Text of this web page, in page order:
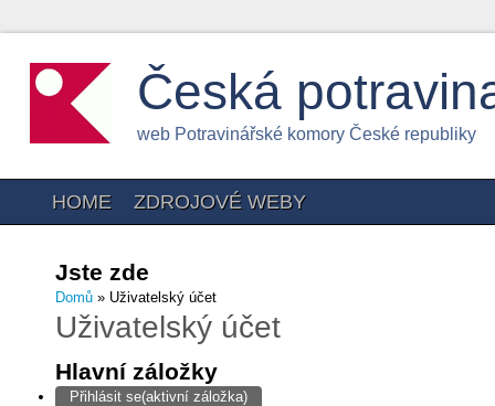
Česká
web Potravinářské komory České republiky
HOME ZDROJOVÉ WEBY
Jste zde
Domů » Uživatelský účet
Uživatelský účet
Hlavní záložky
Přihlásit se(aktivní záložka)